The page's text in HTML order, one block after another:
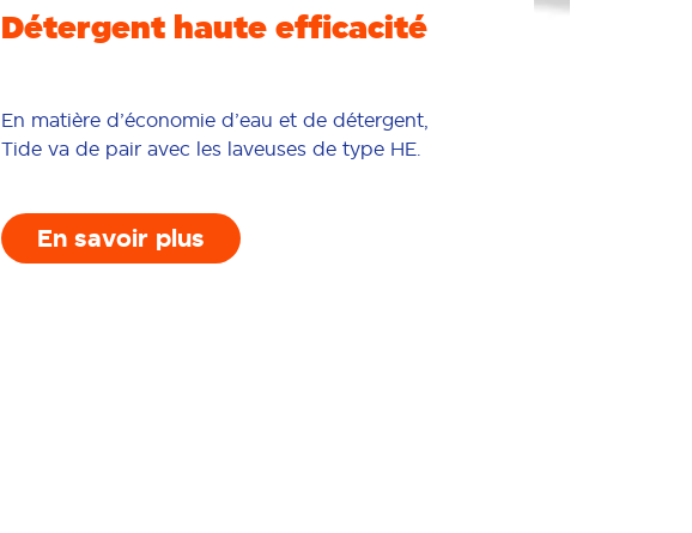
Détergent haute efficacité
En matière d’économie d’eau et de détergent,
Tide va de pair avec les laveuses de type HE.
En savoir plus